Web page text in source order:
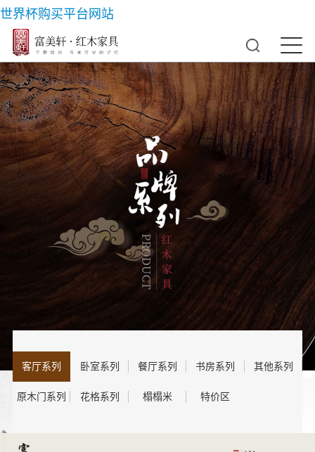
世界杯购买平台网站
客厅系列 卧室系列 餐厅系列 书房系列 其他系列
原木门系列 花格系列 榻榻米 特价区